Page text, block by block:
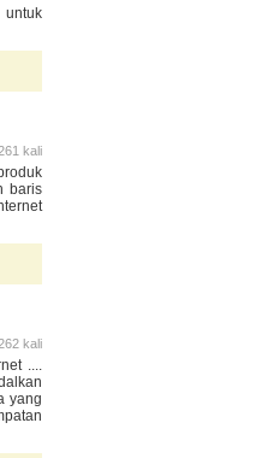
untuk
kali
baris
kali
....
yang